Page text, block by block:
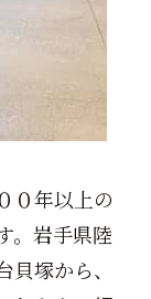
０年以上の
。岩手県陸
塚から、